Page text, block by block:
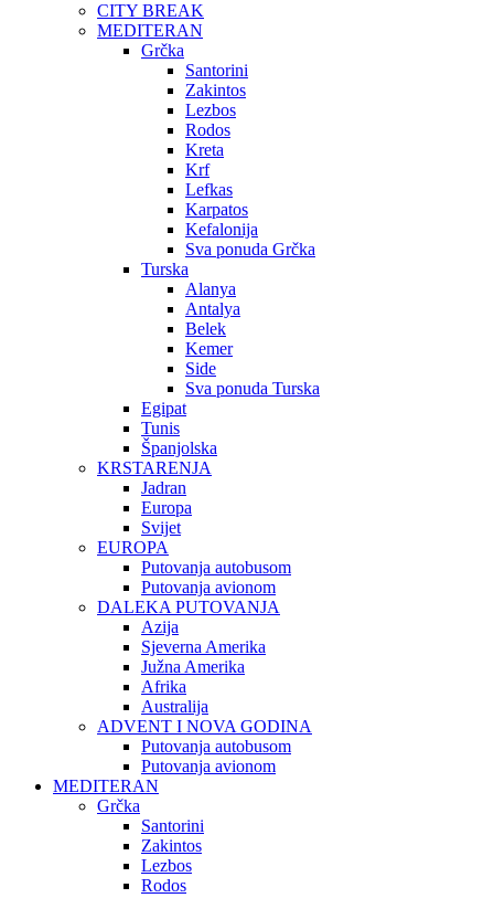
CITY BREAK
MEDITERAN
Grčka
Santorini
Zakintos
Lezbos
Rodos
Kreta
Krf
Lefkas
Karpatos
Kefalonija
Sva ponuda Grčka
Turska
Alanya
Antalya
Belek
Kemer
Side
Sva ponuda Turska
Egipat
Tunis
Španjolska
KRSTARENJA
Jadran
Europa
Svijet
EUROPA
Putovanja autobusom
Putovanja avionom
DALEKA PUTOVANJA
Azija
Sjeverna Amerika
Južna Amerika
Afrika
Australija
ADVENT I NOVA GODINA
Putovanja autobusom
Putovanja avionom
MEDITERAN
Grčka
Santorini
Zakintos
Lezbos
Rodos